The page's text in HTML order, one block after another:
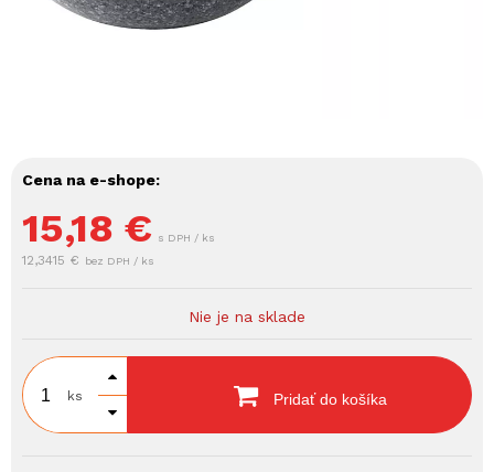
Cena na e-shope:
15,18 € s DPH / ks
12,3415 € bez DPH / ks
Nie je na sklade
ks Pridať do košíka